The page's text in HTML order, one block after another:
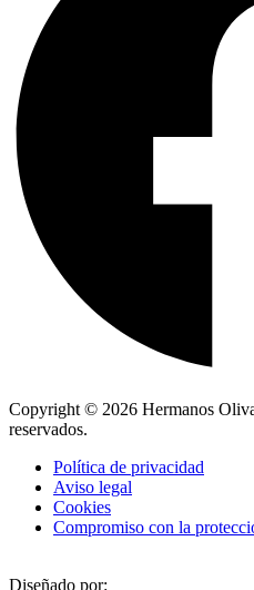
Copyright © 2026 Hermanos
reservados.
Política de privacidad
Aviso legal
Cookies
Compromiso con la
Diseñado por: